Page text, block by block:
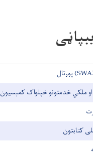
او ملکي خدمتونو خپلواک کمېسیون
کتابتون